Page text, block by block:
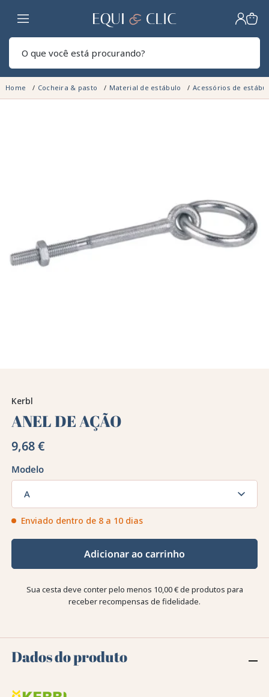
Lar
Home Cocheira & pasto Material de estábulo Acessórios de
Kerbl
ANEL DE AÇÃO
9,68 €
Modelo
A
Enviado dentro de 8 a 10 dias
Adicionar ao carrinho
Sua cesta deve conter pelo menos 10,00 € de produtos para
receber recompensas de fidelidade.
Dados do produto